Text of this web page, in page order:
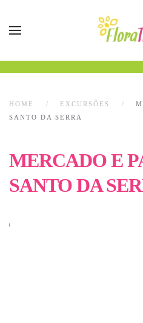
HOME EXCURSÕES
SANTO DA SERRA
MERCADO E
SANTO DA